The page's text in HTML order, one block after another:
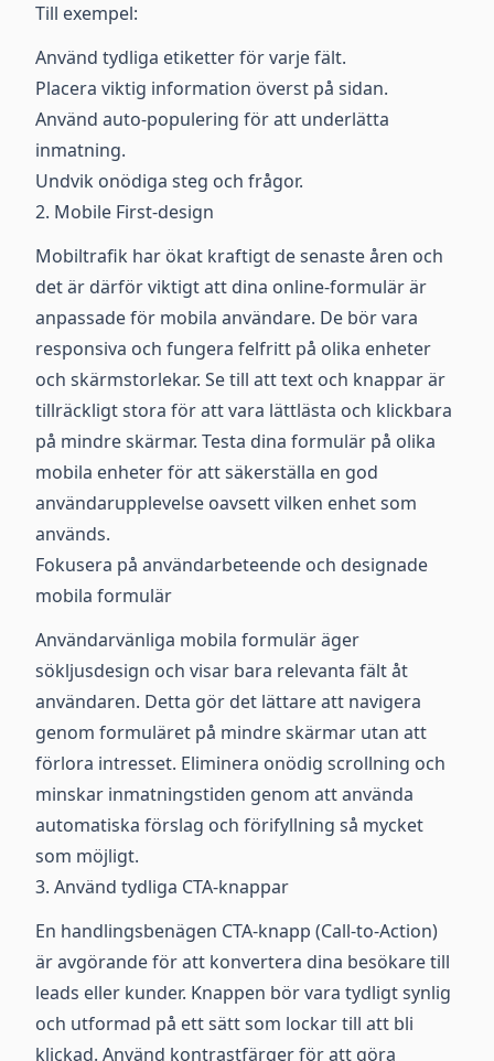
Till exempel:
Använd tydliga etiketter för varje fält.
Placera viktig information överst på sidan.
Använd auto-populering för att underlätta
inmatning.
Undvik onödiga steg och frågor.
2. Mobile First-design
Mobiltrafik har ökat kraftigt de senaste åren och
det är därför viktigt att dina online-formulär är
anpassade för mobila användare. De bör vara
responsiva och fungera felfritt på olika enheter
och skärmstorlekar. Se till att text och knappar är
tillräckligt stora för att vara lättlästa och klickbara
på mindre skärmar. Testa dina formulär på olika
mobila enheter för att säkerställa en god
användarupplevelse oavsett vilken enhet som
används.
Fokusera på användarbeteende och designade
mobila formulär
Användarvänliga mobila formulär äger
sökljusdesign och visar bara relevanta fält åt
användaren. Detta gör det lättare att navigera
genom formuläret på mindre skärmar utan att
förlora intresset. Eliminera onödig scrollning och
minskar inmatningstiden genom att använda
automatiska förslag och förifyllning så mycket
som möjligt.
3. Använd tydliga CTA-knappar
En handlingsbenägen CTA-knapp (Call-to-Action)
är avgörande för att konvertera dina besökare till
leads eller kunder. Knappen bör vara tydligt synlig
och utformad på ett sätt som lockar till att bli
klickad. Använd kontrastfärger för att göra